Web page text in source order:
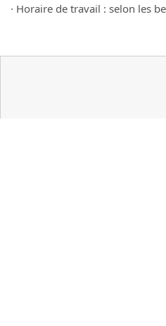
· Horaire de travail : selon les